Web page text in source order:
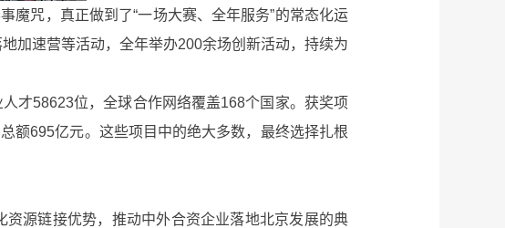
咒，真正做到了“一场大赛、全年服务”的常态化运
加速营等活动，全年举办200余场创新活动，持续为
58623位，全球合作网络覆盖168个国家。获奖项
额695亿元。这些项目中的绝大多数，最终选择扎根
源链接优势，推动中外合资企业落地北京发展的典